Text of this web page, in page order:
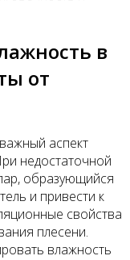
в
от
аспект
недостаточной
образующийся
и привести к
свойства
плесени.
влажность